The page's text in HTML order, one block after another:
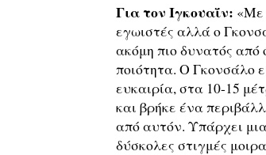
Για τον Ιγκουαΐν: «Με
εγωιστές αλλά ο
ακόμη πιο δυνατός από
ποιότητα. Ο Γκονσάλο
ευκαιρία, στα 10-15
και βρήκε ένα
από αυτόν. Υπάρχει
δύσκολες στιγμές